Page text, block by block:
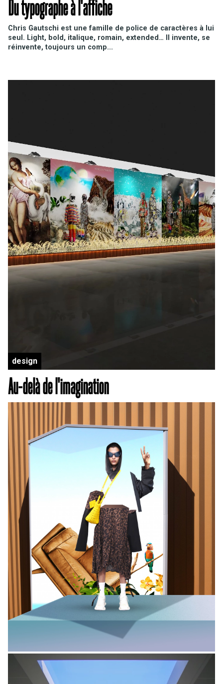
Du typographe à l'affiche
Chris Gautschi est une famille de police de caractères à lui
seul. Light, bold, italique, romain, extended… Il invente, se
réinvente, toujours un comp...
design
Au-delà de l'imagination